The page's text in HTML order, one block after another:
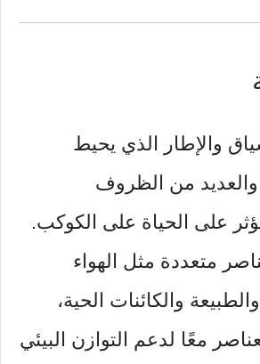
والإطار الذي يحيط
والعديد من الظروف
على الحياة على الكوكب.
متعددة مثل الهواء
والطبيعة والكائنات الحية،
معًا لدعم التوازن البيئي